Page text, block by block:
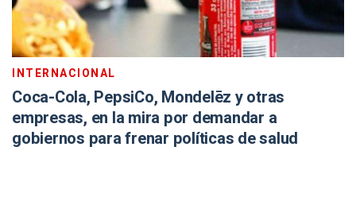
INTERNACIONAL
Coca-Cola, PepsiCo, Mondelēz y otras
empresas, en la mira por demandar a
gobiernos para frenar políticas de salud